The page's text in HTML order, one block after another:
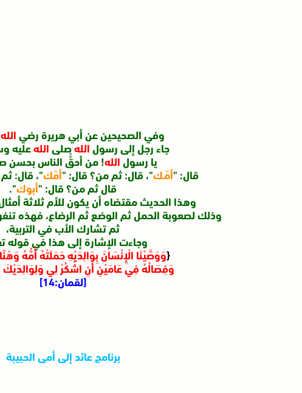
وفي الصحيحين عن أبي هريرة رضي
جاء رجل إلى رسولاللهصلىاللهعليه
يا رسولالله! من أحقُّ الناس بحسن
قال: "أمّـك"، قال: ثم من؟ قال: "أمّك"، قال:
قال ثم من؟ قال: "أبوك".
وهذا الحديث مقتضاه أن يكون للأم ثلاثة
وذلك لصعوبة الحمل ثم الوضع ثم الرضاع، فهذه
ثم تشارك الأب في التربية،
وجاءت الإشارة إلى هذا في قوله
{وَوَصَّيْنَا الْإِنْسَانَ بِوَالِدَيْهِ حَمَلَتْهُ أُمُّهُ
وَفِصَالُهُ فِي عَامَيْنِ أَنِ اشْكُرْ لِي وَلِوَالِدَيْكَ
[لقمان:14]
برنامج عائد إلى أمى الحبيبة